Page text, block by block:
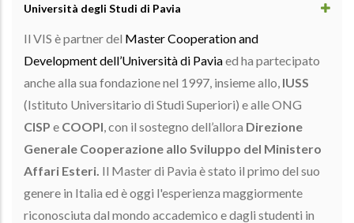
Università degli Studi di Pavia
Il VIS è partner del Master Cooperation and
Development dell’Università di Paviaed ha partecipato
anche alla sua fondazione nel 1997, insieme allo, IUSS
(Istituto Universitario di Studi Superiori) e alle ONG
CISP e COOPI, con il sostegno dell’allora Direzione
Generale Cooperazione allo Sviluppo del Ministero
Affari Esteri. Il Master di Pavia è stato il primo del suo
genere in Italia ed è oggi l'esperienza maggiormente
riconosciuta dal mondo accademico e dagli studenti in